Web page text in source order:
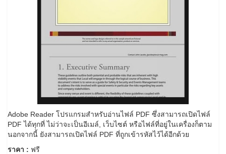
Adobe Reader โปรแกรมสำหรับอ่านไฟล์ PDF ซึ่งสามารถเปิดไฟล์
PDF ได้ทุกที่ ไม่ว่าจะเป็นอีเมล์, เว็บไซต์ หรือไฟล์ที่อยู่ในเครื่องก็ตาม
นอกจากนี้ ยังสามารถเปิดไฟล์ PDF ที่ถูกเข้ารหัสไว้ได้อีกด้วย
ราคา : ฟรี